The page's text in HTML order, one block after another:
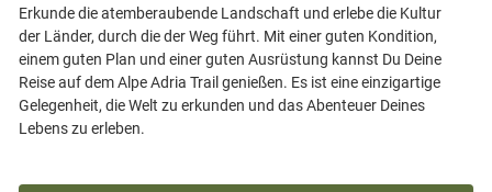
Erkunde die atemberaubende Landschaft und erlebe die Kultur
der Länder, durch die der Weg führt. Mit einer guten Kondition,
einem guten Plan und einer guten Ausrüstung kannst Du Deine
Reise auf dem Alpe Adria Trail genießen. Es ist eine einzigartige
Gelegenheit, die Welt zu erkunden und das Abenteuer Deines